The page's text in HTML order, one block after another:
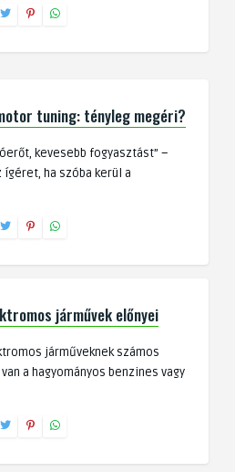
tuning: tényleg megéri?
kevesebb fogyasztást” –
ígéret, ha szóba kerül a
járművek előnyei
járműveknek számos
a hagyományos benzines vagy